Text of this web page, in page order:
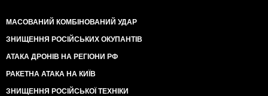
МАСОВАНИЙ КОМБІНОВАНИЙ УДАР
ЗНИЩЕННЯ РОСІЙСЬКИХ ОКУПАНТІВ
АТАКА ДРОНІВ НА РЕГІОНИ РФ
РАКЕТНА АТАКА НА КИЇВ
ЗНИЩЕННЯ РОСІЙСЬКОЇ ТЕХНІКИ